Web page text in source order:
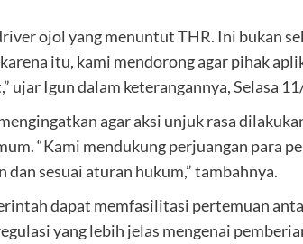
ojol yang menuntut THR. Ini bukan
itu, kami mendorong agar pihak
ujar Igun dalam keterangannya, Selasa
agar aksi unjuk rasa
“Kami mendukung perjuangan para
dan sesuai aturan hukum,” tambahnya.
dapat memfasilitasi pertemuan
yang lebih jelas mengenai